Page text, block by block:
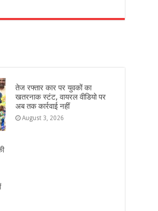
तेज रफ्तार कार पर युवकों का
खतरनाक स्टंट, वायरल वीडियो पर
अब तक कार्रवाई नहीं
August 3, 2026